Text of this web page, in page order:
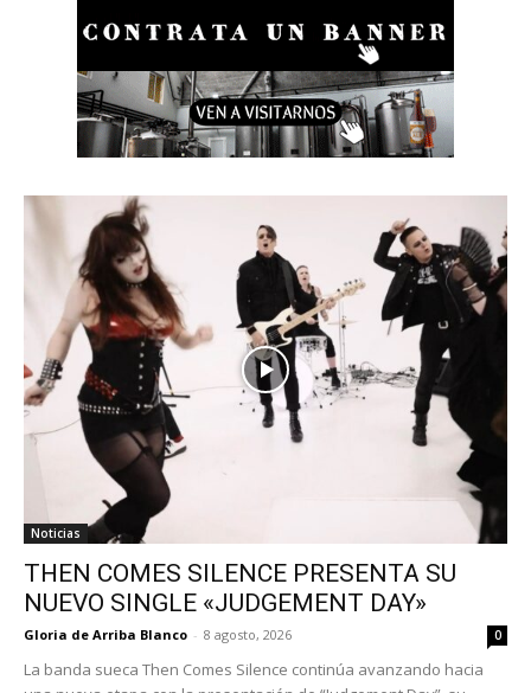
Noticias
THEN COMES SILENCE PRESENTA SU
NUEVO SINGLE «JUDGEMENT DAY»
Gloria de Arriba Blanco - 8 agosto, 2026 0
La banda sueca Then Comes Silence continúa avanzando hacia